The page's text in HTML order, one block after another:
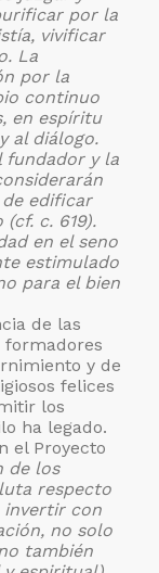
por la
vivificar
La
por la
continuo
en espíritu
al diálogo.
fundador y la
edificar
c. 619).
en el seno
estimulado
para el bien
de las
formadores
y de
felices
los
ha legado.
el Proyecto
de los
respecto
invertir con
no solo
también